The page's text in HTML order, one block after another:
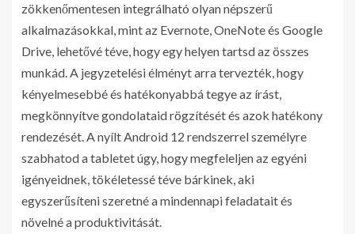
zökkenőmentesen integrálható olyan népszerű
alkalmazásokkal, mint az Evernote, OneNote és Google
Drive, lehetővé téve, hogy egy helyen tartsd az összes
munkád. A jegyzetelési élményt arra tervezték, hogy
kényelmesebbé és hatékonyabbá tegye az írást,
megkönnyítve gondolataid rögzítését és azok hatékony
rendezését. A nyílt Android 12 rendszerrel személyre
szabhatod a tabletet úgy, hogy megfeleljen az egyéni
igényeidnek, tökéletessé téve bárkinek, aki
egyszerűsíteni szeretné a mindennapi feladatait és
növelné a produktivitását.